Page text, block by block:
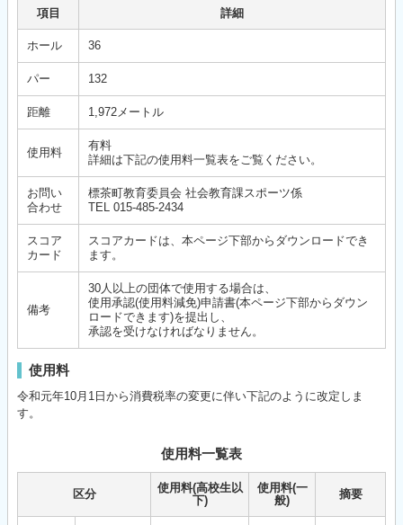
項目 詳細
ホール 36
パー 132
距離 1,972メートル
使用料
有料
詳細は下記の使用料一覧表をご覧ください。
お問い
合わせ
標茶町教育委員会 社会教育課スポーツ係
TEL 015-485-2434
スコア
カード
スコアカードは、本ページ下部からダウンロードでき
ます。
備考
30人以上の団体で使用する場合は、
使用承認(使用料減免)申請書(本ページ下部からダウン
ロードできます)を提出し、
承認を受けなければなりません。
使用料
令和元年10月1日から消費税率の変更に伴い下記のように改定しま
す。
使用料一覧表
区分
使用料(高校生以
下)
使用料(一
般)
摘要